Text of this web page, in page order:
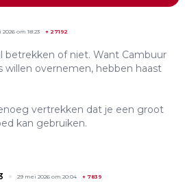
om 18:23 + 27192
betrekken of niet. Want Cambuur
willen overnemen, hebben haast
vertrekken dat je een groot
kan gebruiken.
29 mei 2026 om 20:04 + 7839